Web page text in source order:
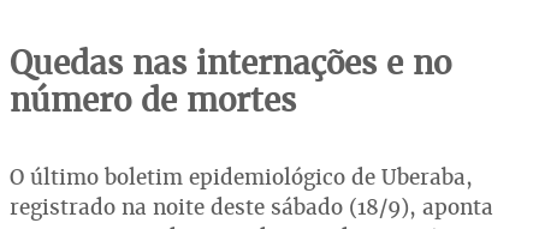
Quedas nas internações e no
número de mortes
O último boletim epidemiológico de Uberaba,
registrado na noite deste sábado (18/9), aponta